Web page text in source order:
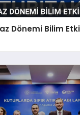
Dönemi Bilim